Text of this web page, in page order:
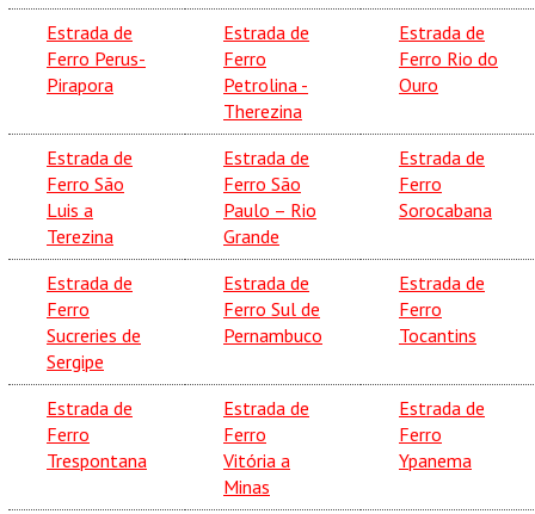
Estrada de
Ferro Perus-
Pirapora
Estrada de
Ferro
Petrolina -
Therezina
Estrada de
Ferro Rio do
Ouro
Estrada de
Ferro São
Luis a
Terezina
Estrada de
Ferro São
Paulo – Rio
Grande
Estrada de
Ferro
Sorocabana
Estrada de
Ferro
Sucreries de
Sergipe
Estrada de
Ferro Sul de
Pernambuco
Estrada de
Ferro
Tocantins
Estrada de
Ferro
Trespontana
Estrada de
Ferro
Vitória a
Minas
Estrada de
Ferro
Ypanema